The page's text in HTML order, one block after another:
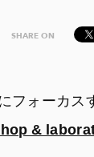
SHARE ON
ォーカス
&